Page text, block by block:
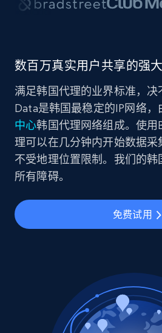
数百万真实用户共享的强
满足韩国代理的业界标准，决
Data是韩国最稳定的IP网络，
中心韩国代理网络组成。使
理可以在几分钟内开始数据采
不受地理位置限制。我们的
所有障碍。
免费试用